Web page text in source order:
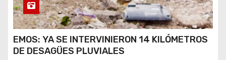
EMOS: YA SE INTERVINIERON 14 KILÓMETROS
DE DESAGÜES PLUVIALES